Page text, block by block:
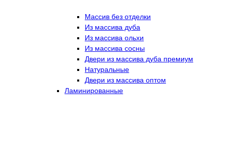
Массив без отделки
Из массива дуба
Из массива ольхи
Из массива сосны
Двери из массива дуба премиум
Натуральные
Двери из массива оптом
Ламинированные